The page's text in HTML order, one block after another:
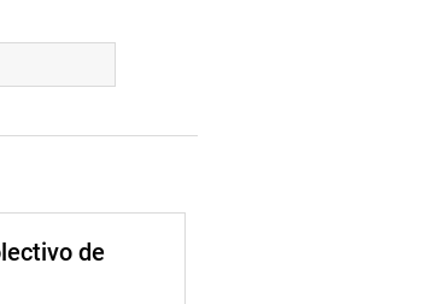
de